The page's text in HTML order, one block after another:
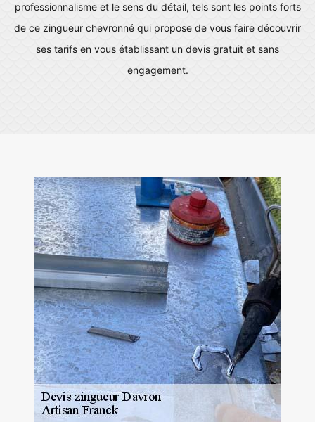
professionnalisme et le sens du détail, tels sont les points forts
de ce zingueur chevronné qui propose de vous faire découvrir
ses tarifs en vous établissant un devis gratuit et sans
engagement.